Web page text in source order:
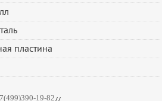
пластина
19-82